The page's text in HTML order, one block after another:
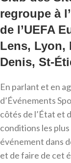
regroupe à
de l’UEFA
Lens, Lyon,
Denis, St-
En parlant et en
d’Événements
côtés de l’État et
conditions les
événement dans
et de faire de cet